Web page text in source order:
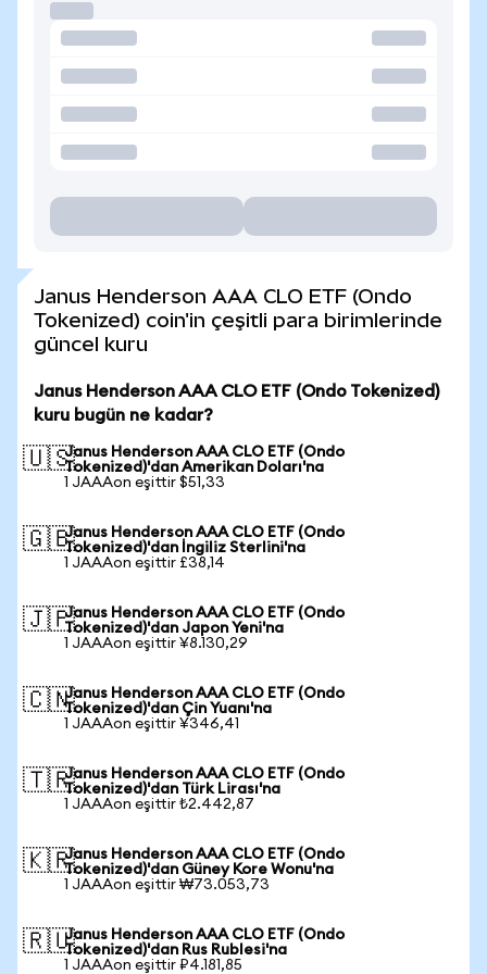
Janus Henderson AAA CLO ETF (Ondo
Tokenized) coin'in çeşitli para birimlerinde
güncel kuru
Janus Henderson AAA CLO ETF (Ondo Tokenized)
kuru bugün ne kadar?
🇺🇸Janus Henderson AAA CLO ETF (Ondo
Tokenized)'dan Amerikan Doları'na
1 JAAAon eşittir $51,33
🇬🇧Janus Henderson AAA CLO ETF (Ondo
Tokenized)'dan İngiliz Sterlini'na
1 JAAAon eşittir £38,14
🇯🇵Janus Henderson AAA CLO ETF (Ondo
Tokenized)'dan Japon Yeni'na
1 JAAAon eşittir ¥8.130,29
🇨🇳Janus Henderson AAA CLO ETF (Ondo
Tokenized)'dan Çin Yuanı'na
1 JAAAon eşittir ¥346,41
🇹🇷Janus Henderson AAA CLO ETF (Ondo
Tokenized)'dan Türk Lirası'na
1 JAAAon eşittir ₺2.442,87
🇰🇷Janus Henderson AAA CLO ETF (Ondo
Tokenized)'dan Güney Kore Wonu'na
1 JAAAon eşittir ₩73.053,73
🇷🇺Janus Henderson AAA CLO ETF (Ondo
Tokenized)'dan Rus Rublesi'na
1 JAAAon eşittir ₽4.181,85